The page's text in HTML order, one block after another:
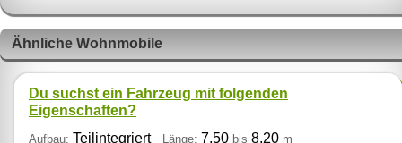
Ähnliche Wohnmobile
Du suchst ein Fahrzeug mit folgenden
Eigenschaften?
Aufbau: Teilintegriert Länge: 7,50 bis 8,20 m